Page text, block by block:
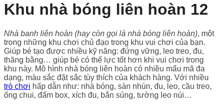
Khu nhà bóng liên hoàn 12
Nhà banh liên hoàn (hay còn gọi là nhà bóng liên hoàn), một
trong những khu chơi chủ đạo trong khu vui chơi của bạn.
Giúp bé tạo được nhiều kỹ năng: đứng vững, leo treo, đu,
thăng bằng… giúp bé có thể lực tốt hơn khi vui chơi trong
khu này. Mô hình nhà bóng liên hoàn có nhiều mẩu mã đa
dạng, màu sắc đặt sắc tùy thích của khách hàng. Với nhiều
trò chơi hấp dẫn như: nhà bóng, sàn nhún, đu, leo, cầu treo,
ống chui, đấm box, xích đu, bắn súng, tường leo núi…